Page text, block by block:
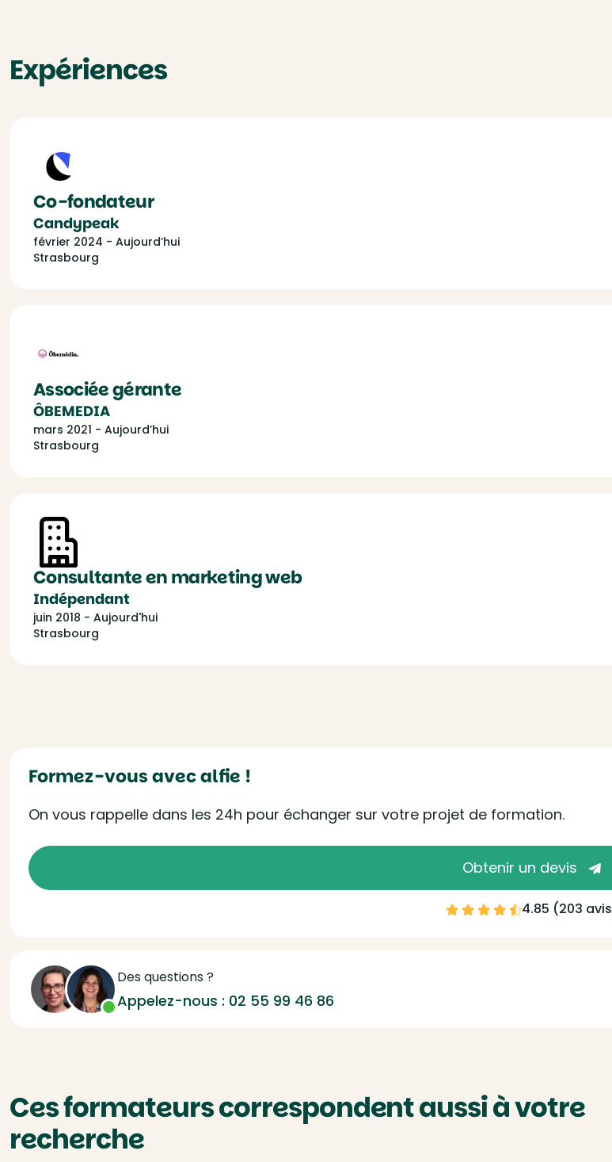
Expériences
Co-fondateur
Candypeak
février 2024 - Aujourd’hui
Strasbourg
Associée gérante
ÔBEMEDIA
mars 2021 - Aujourd’hui
Strasbourg
Consultante en marketing web
Indépendant
juin 2018 - Aujourd'hui
Strasbourg
Formez-vous avec alfie !
On vous rappelle dans les 24h pour échanger sur votre projet de formation.
Obtenir un devis
4.85 (203 avis
Des questions ?
Appelez-nous : 02 55 99 46 86
Ces formateurs correspondent aussi à votre
recherche